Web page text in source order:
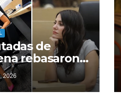
de
rebasaron
de la
de
2026